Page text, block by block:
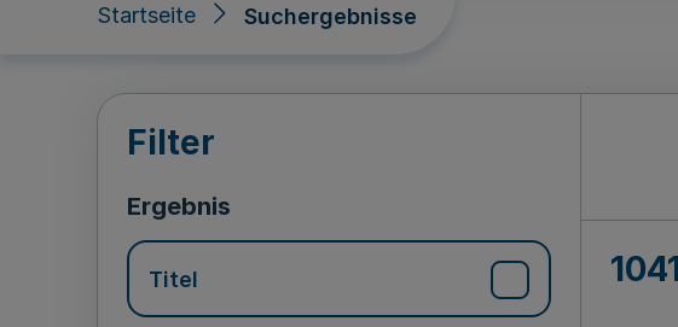
Startseite Suchergebnisse
Suchergebnisse
Filter
Ergebnis
Titel